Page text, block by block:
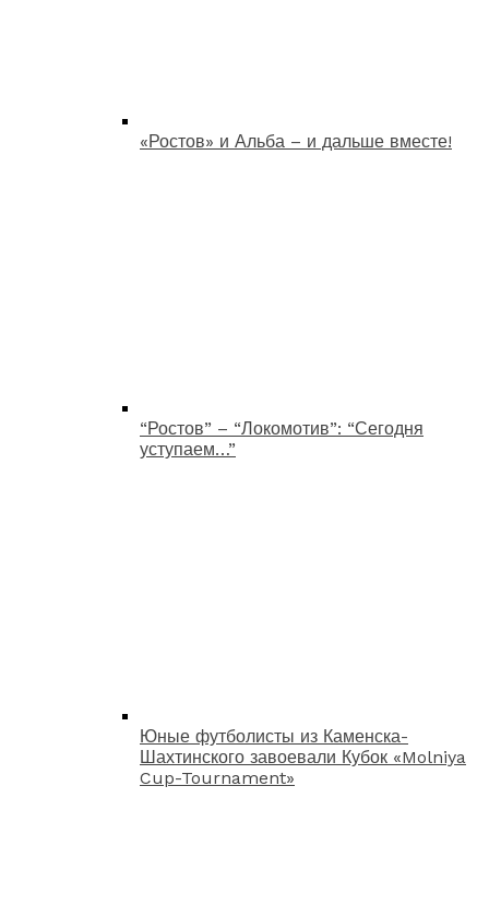
«Ростов» и Альба – и дальше вместе!
“Ростов” – “Локомотив”: “Сегодня
уступаем…”
Юные футболисты из Каменска-
Шахтинского завоевали Кубок «Molniya
Cup-Tournament»